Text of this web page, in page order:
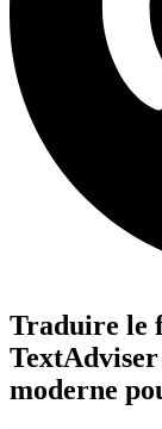
Traduire le
moderne